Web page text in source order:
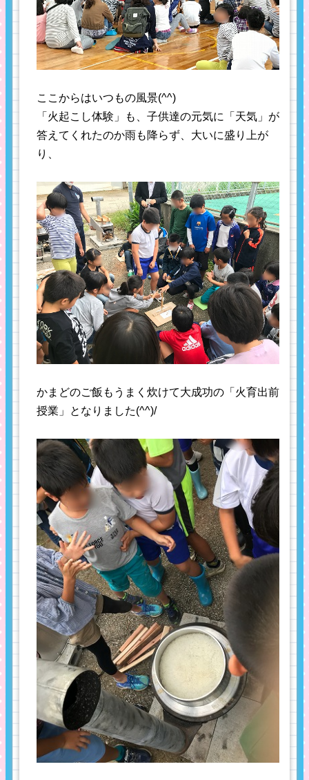
ここからはいつもの風景(^^)
「火起こし体験」も、子供達の元気に「天気」が
答えてくれたのか雨も降らず、大いに盛り上が
り、
かまどのご飯もうまく炊けて大成功の「火育出前
授業」となりました(^^)/